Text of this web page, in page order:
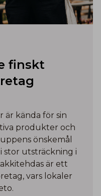
finskt
kända för sin
produkter och
önskemål
stor utsträckning i
är ett
vars lokaler